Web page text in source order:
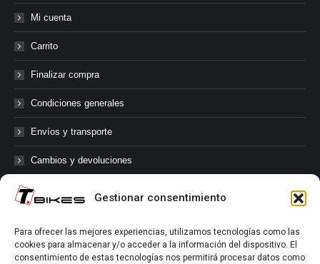
Gestionar consentimiento
Para ofrecer las mejores experiencias, utilizamos tecnologías como las
cookies para almacenar y/o acceder a la información del dispositivo. El
consentimiento de estas tecnologías nos permitirá procesar datos como
Mi cuenta
Carrito
Finalizar compra
Condiciones generales
Envíos y transporte
Cambios y devoluciones
@tbikes.cat #tbikes
Síguenos en las redes sociales de Tbikes, mantente informado de